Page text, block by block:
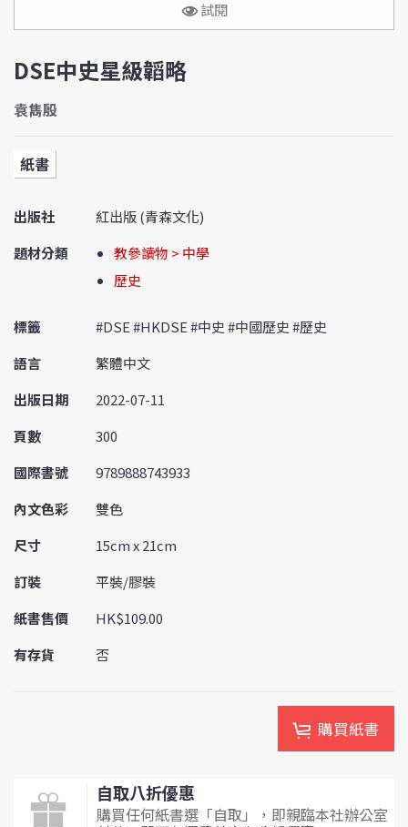
試閱
DSE中史星級韜略
袁雋殷
紙書
出版社
紅出版 (青森文化)
題材分類
教參讀物 > 中學
歷史
標籤
#DSE #HKDSE #中史 #中國歷史 #歷史
語言
繁體中文
出版日期
2022-07-11
頁數
300
國際書號
9789888743933
內文色彩
雙色
尺寸
15cm x 21cm
訂裝
平裝/膠裝
紙書售價
HK$109.00
有存貨
否
購買紙書
自取八折優惠
購買任何紙書選「自取」，即親臨本社辦公室